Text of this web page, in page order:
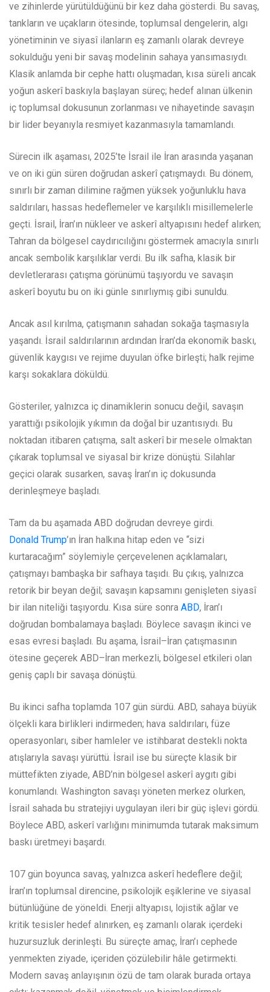
ve zihinlerde yürütüldüğünü bir kez daha gösterdi. Bu savaş,
tankların ve uçakların ötesinde, toplumsal dengelerin, algı
yönetiminin ve siyasî ilanların eş zamanlı olarak devreye
sokulduğu yeni bir savaş modelinin sahaya yansımasıydı.
Klasik anlamda bir cephe hattı oluşmadan, kısa süreli ancak
yoğun askerî baskıyla başlayan süreç; hedef alınan ülkenin
iç toplumsal dokusunun zorlanması ve nihayetinde savaşın
bir lider beyanıyla resmiyet kazanmasıyla tamamlandı.
Sürecin ilk aşaması, 2025’te İsrail ile İran arasında yaşanan
ve on iki gün süren doğrudan askerî çatışmaydı. Bu dönem,
sınırlı bir zaman dilimine rağmen yüksek yoğunluklu hava
saldırıları, hassas hedeflemeler ve karşılıklı misillemelerle
geçti. İsrail, İran’ın nükleer ve askerî altyapısını hedef alırken;
Tahran da bölgesel caydırıcılığını göstermek amacıyla sınırlı
ancak sembolik karşılıklar verdi. Bu ilk safha, klasik bir
devletlerarası çatışma görünümü taşıyordu ve savaşın
askerî boyutu bu on iki günle sınırlıymış gibi sunuldu.
Ancak asıl kırılma, çatışmanın sahadan sokağa taşmasıyla
yaşandı. İsrail saldırılarının ardından İran’da ekonomik baskı,
güvenlik kaygısı ve rejime duyulan öfke birleşti; halk rejime
karşı sokaklara döküldü.
Gösteriler, yalnızca iç dinamiklerin sonucu değil, savaşın
yarattığı psikolojik yıkımın da doğal bir uzantısıydı. Bu
noktadan itibaren çatışma, salt askerî bir mesele olmaktan
çıkarak toplumsal ve siyasal bir krize dönüştü. Silahlar
geçici olarak susarken, savaş İran’ın iç dokusunda
derinleşmeye başladı.
Tam da bu aşamada ABD doğrudan devreye girdi.
Donald Trump’ın İran halkına hitap eden ve “sizi
kurtaracağım” söylemiyle çerçevelenen açıklamaları,
çatışmayı bambaşka bir safhaya taşıdı. Bu çıkış, yalnızca
retorik bir beyan değil; savaşın kapsamını genişleten siyasî
bir ilan niteliği taşıyordu. Kısa süre sonra ABD, İran’ı
doğrudan bombalamaya başladı. Böylece savaşın ikinci ve
esas evresi başladı. Bu aşama, İsrail–İran çatışmasının
ötesine geçerek ABD–İran merkezli, bölgesel etkileri olan
geniş çaplı bir savaşa dönüştü.
Bu ikinci safha toplamda 107 gün sürdü. ABD, sahaya büyük
ölçekli kara birlikleri indirmeden; hava saldırıları, füze
operasyonları, siber hamleler ve istihbarat destekli nokta
atışlarıyla savaşı yürüttü. İsrail ise bu süreçte klasik bir
müttefikten ziyade, ABD’nin bölgesel askerî aygıtı gibi
konumlandı. Washington savaşı yöneten merkez olurken,
İsrail sahada bu stratejiyi uygulayan ileri bir güç işlevi gördü.
Böylece ABD, askerî varlığını minimumda tutarak maksimum
baskı üretmeyi başardı.
107 gün boyunca savaş, yalnızca askerî hedeflere değil;
İran’ın toplumsal direncine, psikolojik eşiklerine ve siyasal
bütünlüğüne de yöneldi. Enerji altyapısı, lojistik ağlar ve
kritik tesisler hedef alınırken, eş zamanlı olarak içerdeki
huzursuzluk derinleşti. Bu süreçte amaç, İran’ı cephede
yenmekten ziyade, içeriden çözülebilir hâle getirmekti.
Modern savaş anlayışının özü de tam olarak burada ortaya